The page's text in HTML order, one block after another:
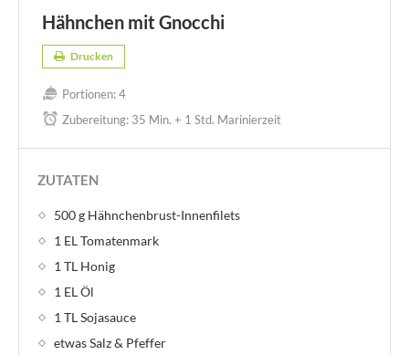
Hähnchen mit Gnocchi
Drucken
Portionen:4
Zubereitung: 35 Min. + 1 Std. Marinierzeit
ZUTATEN
500 g Hähnchenbrust-Innenfilets
1 EL Tomatenmark
1 TL Honig
1 EL Öl
1 TL Sojasauce
etwas Salz & Pfeffer